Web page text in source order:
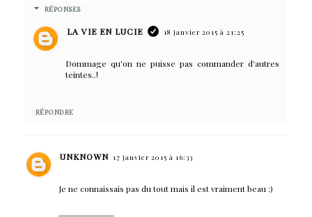
RÉPONSES
LA VIE EN LUCIE 18 janvier 2015 à 21:25
Dommage qu'on ne puisse pas commander d'autres
teintes..!
RÉPONDRE
UNKNOWN 17 janvier 2015 à 16:33
Je ne connaissais pas du tout mais il est vraiment beau :)